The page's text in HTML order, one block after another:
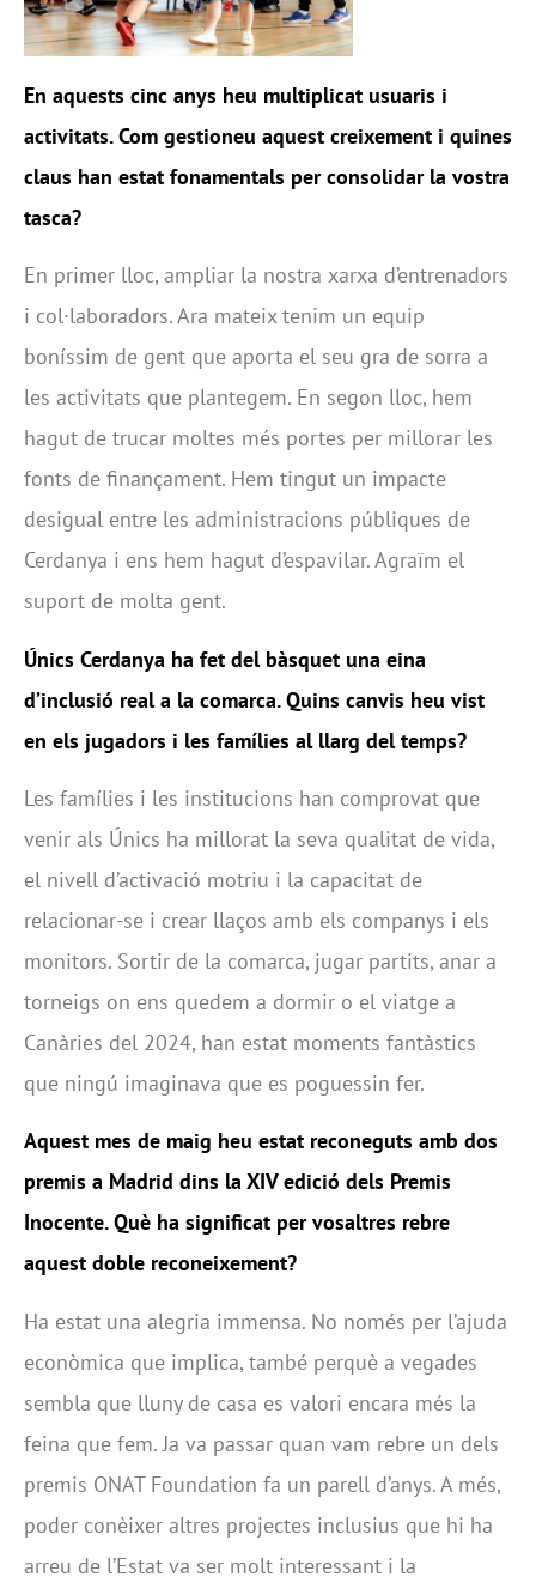
En aquests cinc anys heu multiplicat usuaris i
activitats. Com gestioneu aquest creixement i quines
claus han estat fonamentals per consolidar la vostra
tasca?
En primer lloc, ampliar la nostra xarxa d’entrenadors
i col·laboradors. Ara mateix tenim un equip
boníssim de gent que aporta el seu gra de sorra a
les activitats que plantegem. En segon lloc, hem
hagut de trucar moltes més portes per millorar les
fonts de finançament. Hem tingut un impacte
desigual entre les administracions públiques de
Cerdanya i ens hem hagut d’espavilar. Agraïm el
suport de molta gent.
Únics Cerdanya ha fet del bàsquet una eina
d’inclusió real a la comarca. Quins canvis heu vist
en els jugadors i les famílies al llarg del temps?
Les famílies i les institucions han comprovat que
venir als Únics ha millorat la seva qualitat de vida,
el nivell d’activació motriu i la capacitat de
relacionar-se i crear llaços amb els companys i els
monitors. Sortir de la comarca, jugar partits, anar a
torneigs on ens quedem a dormir o el viatge a
Canàries del 2024, han estat moments fantàstics
que ningú imaginava que es poguessin fer.
Aquest mes de maig heu estat reconeguts amb dos
premis a Madrid dins la XIV edició dels Premis
Inocente. Què ha significat per vosaltres rebre
aquest doble reconeixement?
Ha estat una alegria immensa. No només per l’ajuda
econòmica que implica, també perquè a vegades
sembla que lluny de casa es valori encara més la
feina que fem. Ja va passar quan vam rebre un dels
premis ONAT Foundation fa un parell d’anys. A més,
poder conèixer altres projectes inclusius que hi ha
arreu de l’Estat va ser molt interessant i la